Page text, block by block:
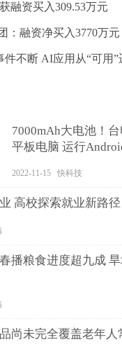
融资买入309.53万元
7000mAh大电池！
平板电脑 运行
2022-11-15 快科技
高校探索就业新路径
播粮食进度超九成
尚未完全覆盖老年人